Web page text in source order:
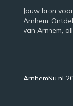
Jouw bron
Arnhem.
van Arnhem,
ArnhemNu.nl